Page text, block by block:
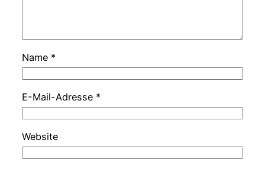
Name *
E-Mail-Adresse *
Website